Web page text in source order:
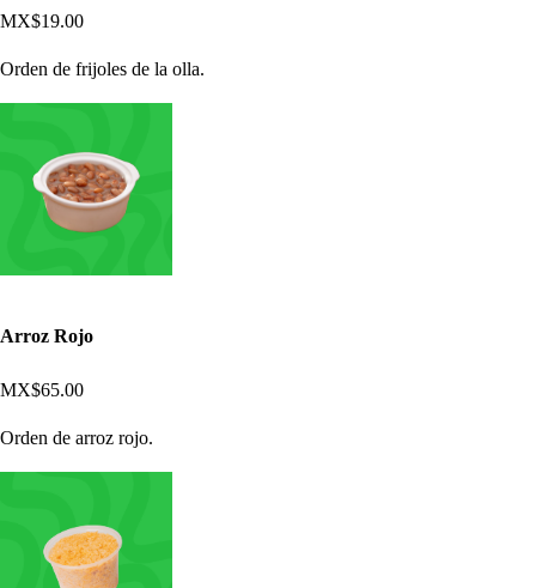
MX$19.00
Orden de frijoles de la olla.
Arroz Rojo
MX$65.00
Orden de arroz rojo.